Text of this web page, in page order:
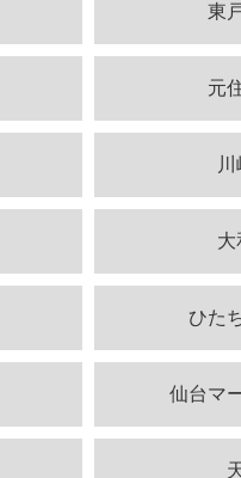
東
元
大
ひた
仙台マ